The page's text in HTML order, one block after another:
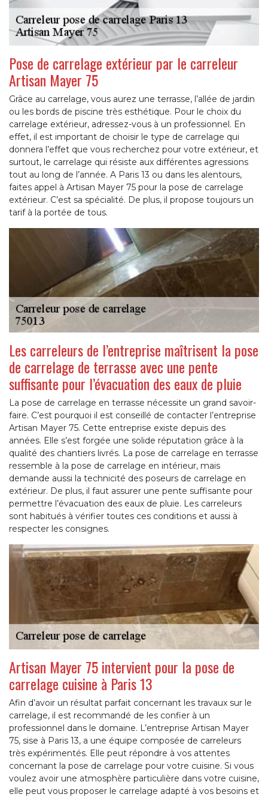
Pose de carrelage extérieur par le carreleur
Artisan Mayer 75
Grâce au carrelage, vous aurez une terrasse, l’allée de jardin
ou les bords de piscine très esthétique. Pour le choix du
carrelage extérieur, adressez-vous à un professionnel. En
effet, il est important de choisir le type de carrelage qui
donnera l’effet que vous recherchez pour votre extérieur, et
surtout, le carrelage qui résiste aux différentes agressions
tout au long de l’année. A Paris 13 ou dans les alentours,
faites appel à Artisan Mayer 75 pour la pose de carrelage
extérieur. C’est sa spécialité. De plus, il propose toujours un
tarif à la portée de tous.
Les carreleurs de l’entreprise maîtrisent la pose
de carrelage de terrasse avec une pente
suffisante pour l’évacuation des eaux de pluie
La pose de carrelage en terrasse nécessite un grand savoir-
faire. C’est pourquoi il est conseillé de contacter l’entreprise
Artisan Mayer 75. Cette entreprise existe depuis des
années. Elle s’est forgée une solide réputation grâce à la
qualité des chantiers livrés. La pose de carrelage en terrasse
ressemble à la pose de carrelage en intérieur, mais
demande aussi la technicité des poseurs de carrelage en
extérieur. De plus, il faut assurer une pente suffisante pour
permettre l’évacuation des eaux de pluie. Les carreleurs
sont habitués à vérifier toutes ces conditions et aussi à
respecter les consignes.
Artisan Mayer 75 intervient pour la pose de
carrelage cuisine à Paris 13
Afin d’avoir un résultat parfait concernant les travaux sur le
carrelage, il est recommandé de les confier à un
professionnel dans le domaine. L’entreprise Artisan Mayer
75, sise à Paris 13, a une équipe composée de carreleurs
très expérimentés. Elle peut répondre à vos attentes
concernant la pose de carrelage pour votre cuisine. Si vous
voulez avoir une atmosphère particulière dans votre cuisine,
elle peut vous proposer le carrelage adapté à vos besoins et